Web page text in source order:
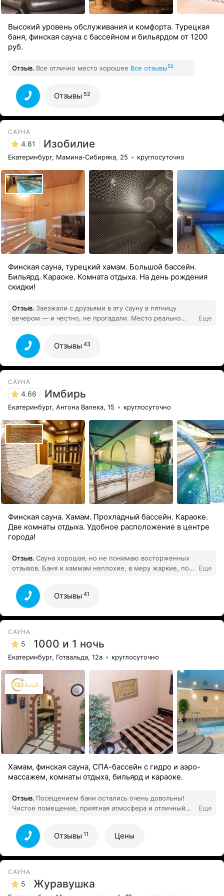
Высокий уровень обслуживания и комфорта. Турецкая
баня, финская сауна с бассейном и бильярдом от 1200
руб.
Отзыв. Все отлично место хорошее Все отзывы52
Отзывы 52
САУНА
4.81 Изобилие
Екатеринбург, Мамина-Сибиряка, 25 круглосуточно
Финская сауна, турецкий хамам. Большой бассейн.
Бильярд. Караоке. Комната отдыха. На день рождения
скидки!
Отзыв. Заезжали с друзьями в эту сауну в пятницу
вечером — и честно, не прогадали. Место реально
удобно, да и работает круглосуточно — можно хоть
ночью приехатьВсе отзывы
Еще
Отзывы 43
САУНА
4.66 Имбирь
Екатеринбург, Антона Валека, 15 круглосуточно
Финская сауна. Хамам. Прохладный бассейн. Караоке.
Две комнаты отдыха. Удобное расположение в центре
города!
Отзыв. Сауна хорошая, но не понимаю восторженных
отзывов. Баня и хаммам неплохие, в меру жаркие, по
прохладный, даже холодный, долго в нем не
поплавать. Здорово поиграли в бильярд. В целом
чисто, запахов нет, можно взять одноразовые тапочки,
простыни, даже предоставили чайник и пакетики,
чтобы попить чай.
Еще
Отзывы 41
САУНА
5 1000 и 1 ночь
Екатеринбург, Готвальда, 12а круглосуточно
Хамам, финская сауна, СПА-бассейн с гидро и аэро-
массажем, комнаты отдыха, бильярд и караоке.
Отзыв. Посещением бани остались очень довольны!
Чистое помещение, приятная атмосфера и отличный
Обязательно вернёмся снова! Хочу поделиться
впечатлениями от посещения 1000 и 1 ночь. С самого
входа чувствуется забота о гостях: приветливый
персонал, уютная зона отдыха, всё аккуратно и чисто.
Особенно порадовала парилка — температура
комфортная, воздух свежий, не пересушенный. Пар
мягкий, после него ощущается приятная лёгкость во
Еще
Отзывы 11 Цены
САУНА
5 Журавушка